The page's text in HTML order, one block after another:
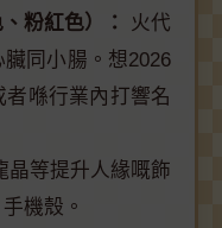
粉紅色）：
火代
同小腸。想2026
喺行業內打響名
晶等提升人緣嘅飾
機殼。